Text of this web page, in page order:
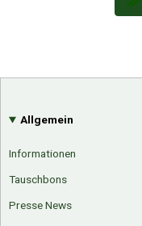
Allgemein
Informationen
Tauschbons
Presse News